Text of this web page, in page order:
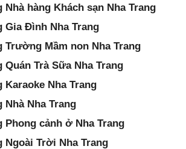
Nhà hàng Khách sạn Nha Trang
Gia Đình Nha Trang
Trường Mầm non Nha Trang
Quán Trà Sữa Nha Trang
Karaoke Nha Trang
Nhà Nha Trang
Phong cảnh ở Nha Trang
Ngoài Trời Nha Trang